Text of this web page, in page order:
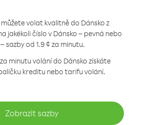
volat kvalitně do Dánsko z
jakékoli číslo v Dánsko – pevná nebo
sazby od 1.9 ¢ za minutu.
minutu volání do Dánsko získáte
kreditu nebo tarifu volání.
Zobrazit sazby